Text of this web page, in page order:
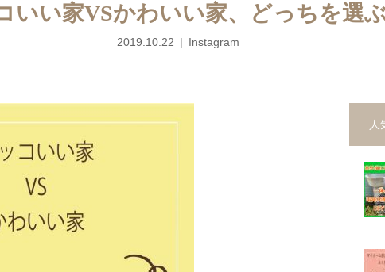
いい家VSかわいい家、どっちを選
2019.10.22 Instagram
人